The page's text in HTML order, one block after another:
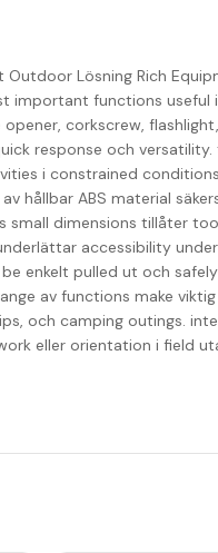
Lösning Rich
important functions useful
corkscrew,
response och
i constrained
hållbar ABS material
small dimensions tillåter
accessibility
enkelt pulled ut och
av functions make
och camping outings.
eller orientation i field